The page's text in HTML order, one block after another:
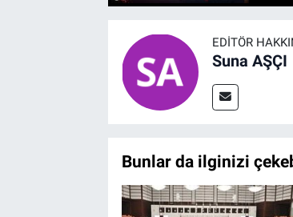
EDITÖR
Suna AŞÇI
Bunlar da ilginizi